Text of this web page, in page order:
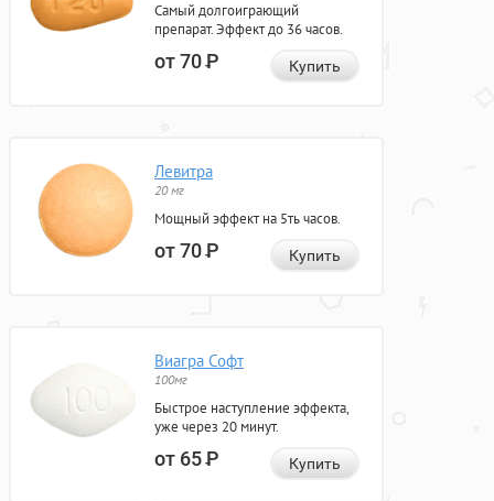
Самый долгоиграющий
препарат. Эффект до 36 часов.
от 70Р Купить
Левитра
20 мг
Мощный эффект на 5ть часов.
от 70Р Купить
Виагра Софт
100мг
Быстрое наступление эффекта,
уже через 20 минут.
от 65Р Купить